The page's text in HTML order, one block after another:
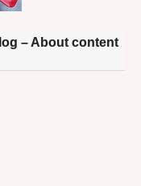
– About content